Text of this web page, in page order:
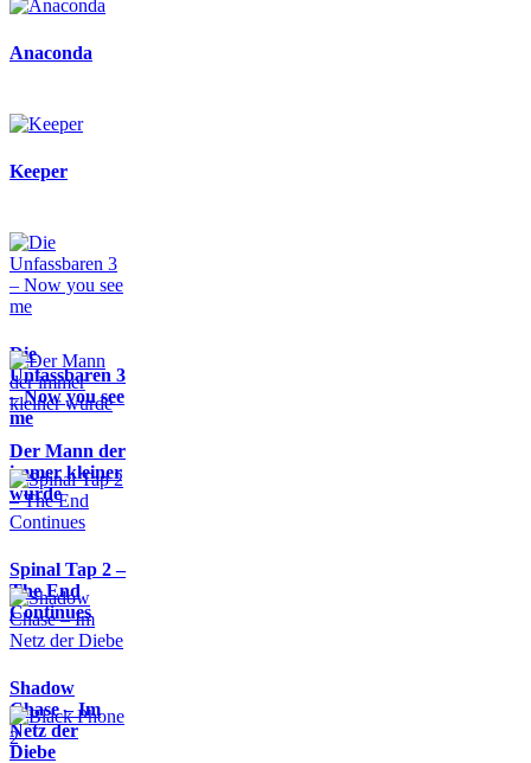
Anaconda
Keeper
Die
Unfassbaren 3
– Now you see
me
Der Mann der
immer kleiner
wurde
Spinal Tap 2 –
The End
Continues
Shadow
Chase – Im
Netz der
Diebe